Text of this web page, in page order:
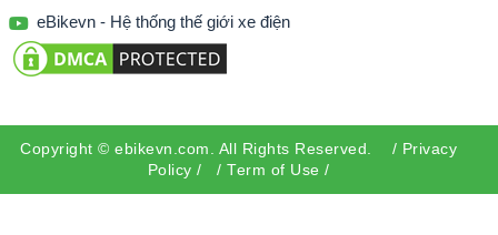
eBikevn - Hệ thống thế giới xe điện
Copyright © ebikevn.com . All Rights Reserved. / Privacy
Policy / / Term of Use /